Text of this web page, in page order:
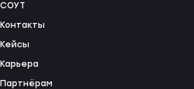
СОУТ
Контакты
Кейсы
Карьера
Партнёрам